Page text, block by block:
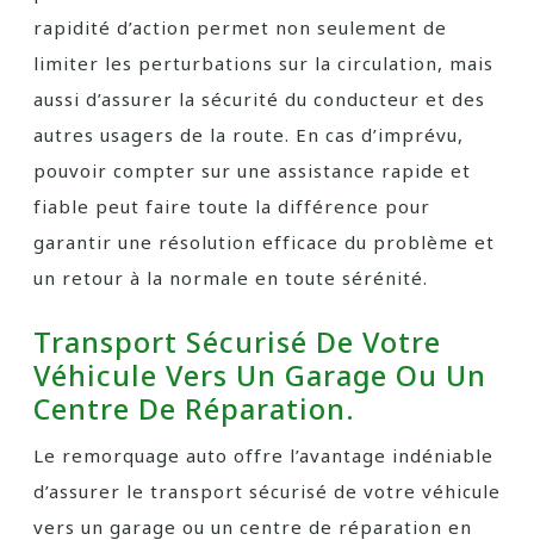
rapidité d’action permet non seulement de
limiter les perturbations sur la circulation, mais
aussi d’assurer la sécurité du conducteur et des
autres usagers de la route. En cas d’imprévu,
pouvoir compter sur une assistance rapide et
fiable peut faire toute la différence pour
garantir une résolution efficace du problème et
un retour à la normale en toute sérénité.
Transport Sécurisé De Votre
Véhicule Vers Un Garage Ou Un
Centre De Réparation.
Le remorquage auto offre l’avantage indéniable
d’assurer le transport sécurisé de votre véhicule
vers un garage ou un centre de réparation en